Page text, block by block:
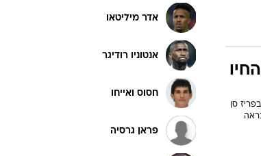
סן
אדר מיליטאו
אנטוניו רודיגר
חסוס ואייחו
פראן גרסיה